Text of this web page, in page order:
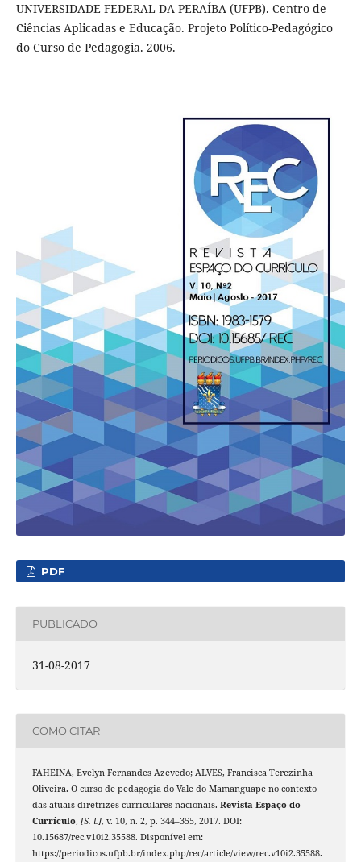
UNIVERSIDADE FEDERAL DA PERAÍBA (UFPB). Centro de
Ciências Aplicadas e Educação. Projeto Político-Pedagógico
do Curso de Pedagogia. 2006.
PDF
PUBLICADO
31-08-2017
COMO CITAR
FAHEINA, Evelyn Fernandes Azevedo; ALVES, Francisca Terezinha
Oliveira. O curso de pedagogia do Vale do Mamanguape no contexto
das atuais diretrizes curriculares nacionais. Revista Espaço do
Currículo, [S. l.], v. 10, n. 2, p. 344–355, 2017. DOI:
10.15687/rec.v10i2.35588. Disponível em:
https://periodicos.ufpb.br/index.php/rec/article/view/rec.v10i2.35588.